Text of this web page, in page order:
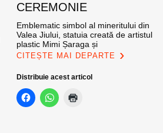
CEREMONIE
Emblematic simbol al mineritului din
Valea Jiului, statuia creată de artistul
plastic Mimi Șaraga și
CITEȘTE MAI DEPARTE
Distribuie acest articol